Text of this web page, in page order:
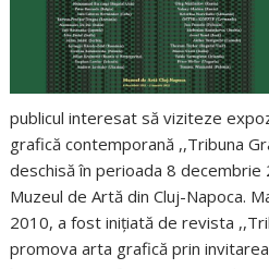
publicul interesat să viziteze
grafică contemporană ,,Tribuna
deschisă în perioada 8 decembrie
Muzeul de Artă din Cluj-Napoca.
2010, a fost iniţiată de revista
promova arta grafică prin